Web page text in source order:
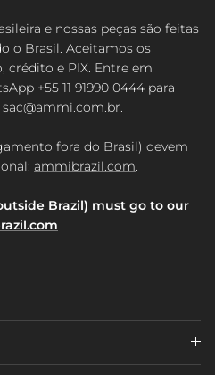
e nossas peças são feitas
o Brasil. Aceitamos os
crédito e PIX. Entre em
+55 11 91990 0444 para
fora do Brasil) devem
ammibrazil.com.
Brazil) must go to our